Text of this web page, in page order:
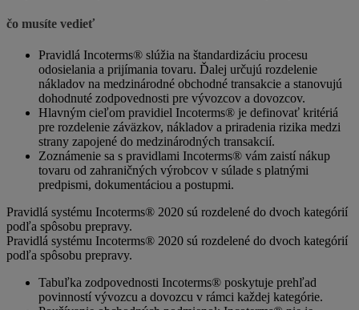
čo musíte vedieť
Pravidlá Incoterms® slúžia na štandardizáciu procesu
odosielania a prijímania tovaru. Ďalej určujú rozdelenie
nákladov na medzinárodné obchodné transakcie a stanovujú
dohodnuté zodpovednosti pre vývozcov a dovozcov.
Hlavným cieľom pravidiel Incoterms® je definovať kritériá
pre rozdelenie záväzkov, nákladov a priradenia rizika medzi
strany zapojené do medzinárodných transakcií.
Zoznámenie sa s pravidlami Incoterms® vám zaistí nákup
tovaru od zahraničných výrobcov v súlade s platnými
predpismi, dokumentáciou a postupmi.
Pravidlá systému Incoterms® 2020 sú rozdelené do dvoch kategórií
podľa spôsobu prepravy.
Pravidlá systému Incoterms® 2020 sú rozdelené do dvoch kategórií
podľa spôsobu prepravy.
Tabuľka zodpovednosti Incoterms® poskytuje prehľad
povinností vývozcu a dovozcu v rámci každej kategórie.